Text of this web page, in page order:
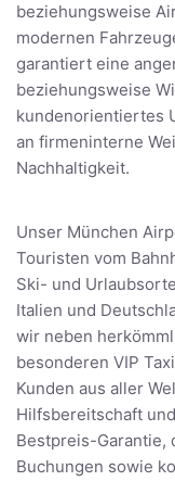
beziehungsweise
modernen
garantiert eine
beziehungsweise
kundenorientiertes
an firmeninterne
Nachhaltigkeit.
Unser München
Touristen vom
Ski- und
Italien und
wir neben
besonderen VIP
Kunden aus aller
Hilfsbereitschaft
Bestpreis-Garantie,
Buchungen sowie